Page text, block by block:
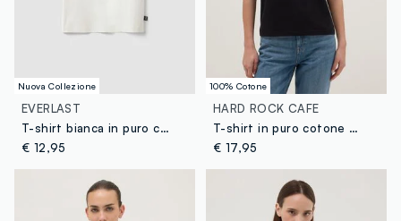
Nuova Collezione
EVERLAST
T-shirt bianca in puro cotone con stampa regular fit per ragazzo
€ 12,95
100% Cotone
HARD ROCK CAFE
T-shirt in puro cotone nero regular fit con stampa Hard Rock Cafe
€ 17,95